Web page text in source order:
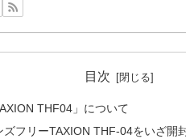
目次
THF04」について
ズフリーTAXION THF-04をいざ開